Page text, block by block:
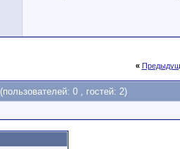
«
(пользователей: 0 , гостей: 2)